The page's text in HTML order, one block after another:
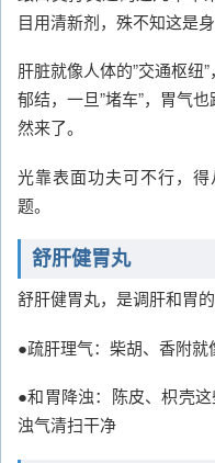
目用清新剂，殊不知这是
肝脏就像人体的”交通枢纽
郁结，一旦”堵车”，胃气
然来了。
光靠表面功夫可不行，
题。
舒肝健胃丸
舒肝健胃丸，是调肝和胃
●疏肝理气：柴胡、香附就
●和胃降浊：陈皮、枳壳这
浊气清扫干净